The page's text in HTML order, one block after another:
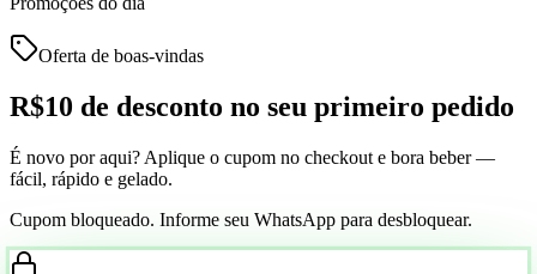
Oferta de boas-vindas
R$10 de desconto no seu primeiro pedido
É novo por aqui? Aplique o cupom no checkout e bora beber —
fácil, rápido e gelado.
Cupom bloqueado. Informe seu WhatsApp para desbloquear.